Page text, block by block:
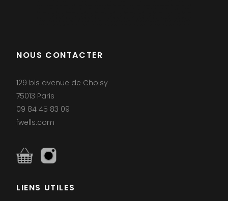
NOUS CONTACTER
129 bis avenue de Choisy
75013 Paris
09 84 45 83 09
fwells.com
LIENS UTILES